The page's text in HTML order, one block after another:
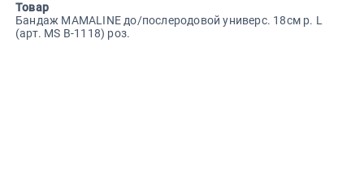
Товар
Бандаж MAMALINE до/послеродовой универс. 18см р. L
(арт. MS B-1118) роз.